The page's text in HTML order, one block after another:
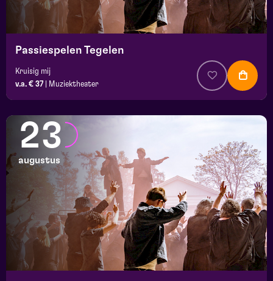
Passiespelen Tegelen
Kruisig mij
v.a. € 37
Muziektheater
23
augustus